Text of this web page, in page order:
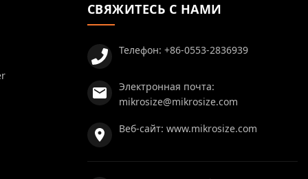
СВЯЖИТЕСЬ С НАМИ
Телефон: +86-0553-2836939
Электронная почта:
mikrosize@mikrosize.com
Веб-сайт: www.mikrosize.com